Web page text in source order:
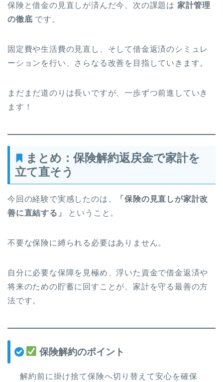
保険と借金の見直しが済んだ今、次の課題は 家計管理
の徹底 です。
固定費や生活費の見直し、そして借金返済のシミュレ
ーションを行い、さらなる改善を目指していきます。
まだまだ道のりは長いですが、一歩ずつ前進していき
ます！
まとめ：保険解約返戻金で家計を
立て直そう
今回の経験で実感したのは、
「保険の見直しが家計改
善に直結する」
ということ。
不要な保険に縛られる必要はありません。
自分に必要な保障を見極め、浮いた資金で借金返済や
将来のための貯蓄に回すことが、家計を守る最善の方
法です。
保険解約のポイント
解約前に掛け捨て保険へ切り替えて安心を確保